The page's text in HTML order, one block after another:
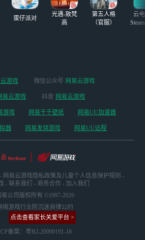
蛋仔派对
光遇-致梵
高
第五人格
（官服）
云
游戏 微信公众号 网易云游戏
易云游戏 抖音 网易云游戏
游戏 网易千千壁纸 网易UU加速器
器 网易发烧游戏 网易UU远程
- 网易云游戏隐私政策及儿童个人信息保护规则 -
- 联系我们 - 商务合作 - 加入我们
易公司版权所有 ©1997-2026
络游戏行业防沉迷自律公约
点击查看家长关爱平台 >
ICP备案：粤B2-20090191-18